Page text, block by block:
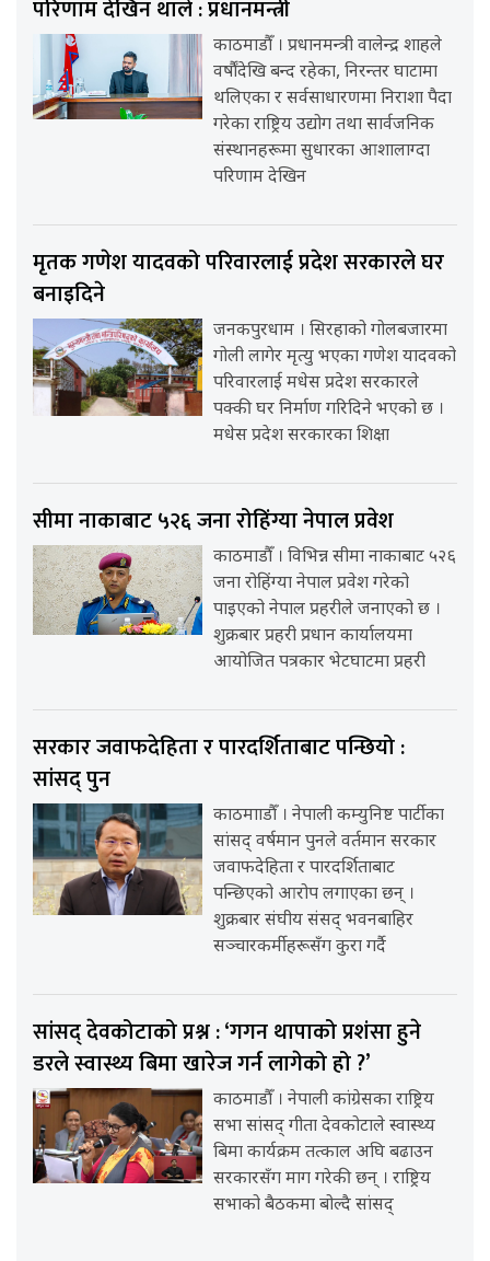
परिणाम देखिन थाले : प्रधानमन्त्री
काठमाडौँ । प्रधानमन्त्री वालेन्द्र शाहले
वर्षौंदेखि बन्द रहेका, निरन्तर घाटामा
थलिएका र सर्वसाधारणमा निराशा पैदा
गरेका राष्ट्रिय उद्योग तथा सार्वजनिक
संस्थानहरूमा सुधारका आशालाग्दा
परिणाम देखिन
मृतक गणेश यादवको परिवारलाई प्रदेश सरकारले घर
बनाइदिने
जनकपुरधाम । सिरहाको गोलबजारमा
गोली लागेर मृत्यु भएका गणेश यादवको
परिवारलाई मधेस प्रदेश सरकारले
पक्की घर निर्माण गरिदिने भएको छ ।
मधेस प्रदेश सरकारका शिक्षा
सीमा नाकाबाट ५२६ जना रोहिंग्या नेपाल प्रवेश
काठमाडौँ । विभिन्न सीमा नाकाबाट ५२६
जना रोहिंग्या नेपाल प्रवेश गरेको
पाइएको नेपाल प्रहरीले जनाएको छ ।
शुक्रबार प्रहरी प्रधान कार्यालयमा
आयोजित पत्रकार भेटघाटमा प्रहरी
सरकार जवाफदेहिता र पारदर्शिताबाट पन्छियो :
सांसद् पुन
काठमााडौँ । नेपाली कम्युनिष्ट पार्टीका
सांसद् वर्षमान पुनले वर्तमान सरकार
जवाफदेहिता र पारदर्शिताबाट
पन्छिएको आरोप लगाएका छन् ।
शुक्रबार संघीय संसद् भवनबाहिर
सञ्चारकर्मीहरूसँग कुरा गर्दै
सांसद् देवकोटाको प्रश्न : ‘गगन थापाको प्रशंसा हुने
डरले स्वास्थ्य बिमा खारेज गर्न लागेको हो ?’
काठमाडौँ । नेपाली कांग्रेसका राष्ट्रिय
सभा सांसद् गीता देवकोटाले स्वास्थ्य
बिमा कार्यक्रम तत्काल अघि बढाउन
सरकारसँग माग गरेकी छन् । राष्ट्रिय
सभाको बैठकमा बोल्दै सांसद्